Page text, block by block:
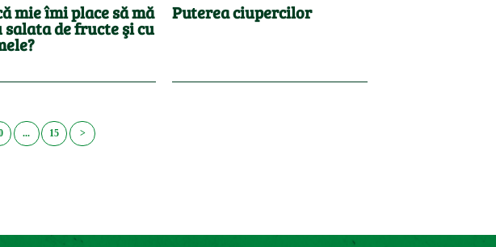
mie îmi place să mă
salata de fructe şi cu
Puterea ciupercilor
... 15 >